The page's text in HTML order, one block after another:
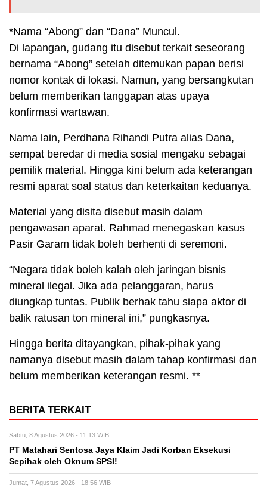
*Nama “Abong” dan “Dana” Muncul.
Di lapangan, gudang itu disebut terkait seseorang
bernama “Abong” setelah ditemukan papan berisi
nomor kontak di lokasi. Namun, yang bersangkutan
belum memberikan tanggapan atas upaya
konfirmasi wartawan.
Nama lain, Perdhana Rihandi Putra alias Dana,
sempat beredar di media sosial mengaku sebagai
pemilik material. Hingga kini belum ada keterangan
resmi aparat soal status dan keterkaitan keduanya.
Material yang disita disebut masih dalam
pengawasan aparat. Rahmad menegaskan kasus
Pasir Garam tidak boleh berhenti di seremoni.
“Negara tidak boleh kalah oleh jaringan bisnis
mineral ilegal. Jika ada pelanggaran, harus
diungkap tuntas. Publik berhak tahu siapa aktor di
balik ratusan ton mineral ini,” pungkasnya.
Hingga berita ditayangkan, pihak-pihak yang
namanya disebut masih dalam tahap konfirmasi dan
belum memberikan keterangan resmi. **
BERITA TERKAIT
Sabtu, 8 Agustus 2026 - 11:13 WIB
PT Matahari Sentosa Jaya Klaim Jadi Korban Eksekusi
Sepihak oleh Oknum SPSI!
Jumat, 7 Agustus 2026 - 18:56 WIB